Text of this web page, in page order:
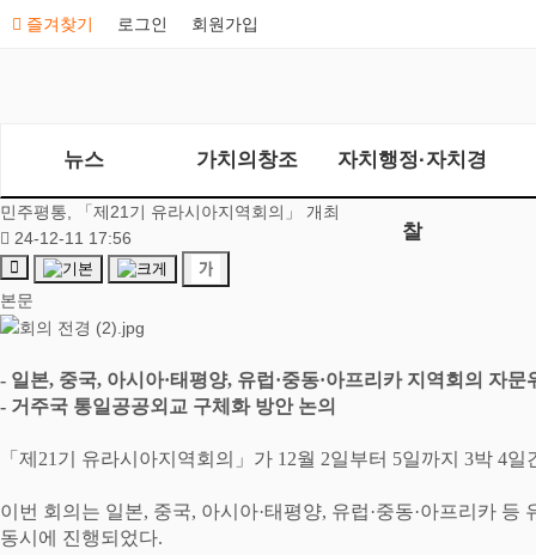
즐겨찾기 로그인 회원가입
뉴스 가치의창조 자치행정·자치경
찰
민주평통, 「제21기 유라시아지역회의」 개최
24-12-11 17:56
본문
- 일본, 중국, 아시아·태평양, 유럽 ·중동·아프리카 지역회의 자문
- 거주국 통일공공외교 구체화 방안 논의
「 제 21 기 유라시아지역회의 」 가 12월 2일부터 5일까지 3박 4일
이번 회의는 일본, 중국, 아시아·태평양, 유럽 ·중동·아프리카 등
동시에 진행되었다.